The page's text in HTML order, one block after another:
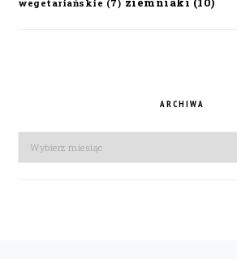
wegetariańskie (7)
ARCHIWA
Archiwa